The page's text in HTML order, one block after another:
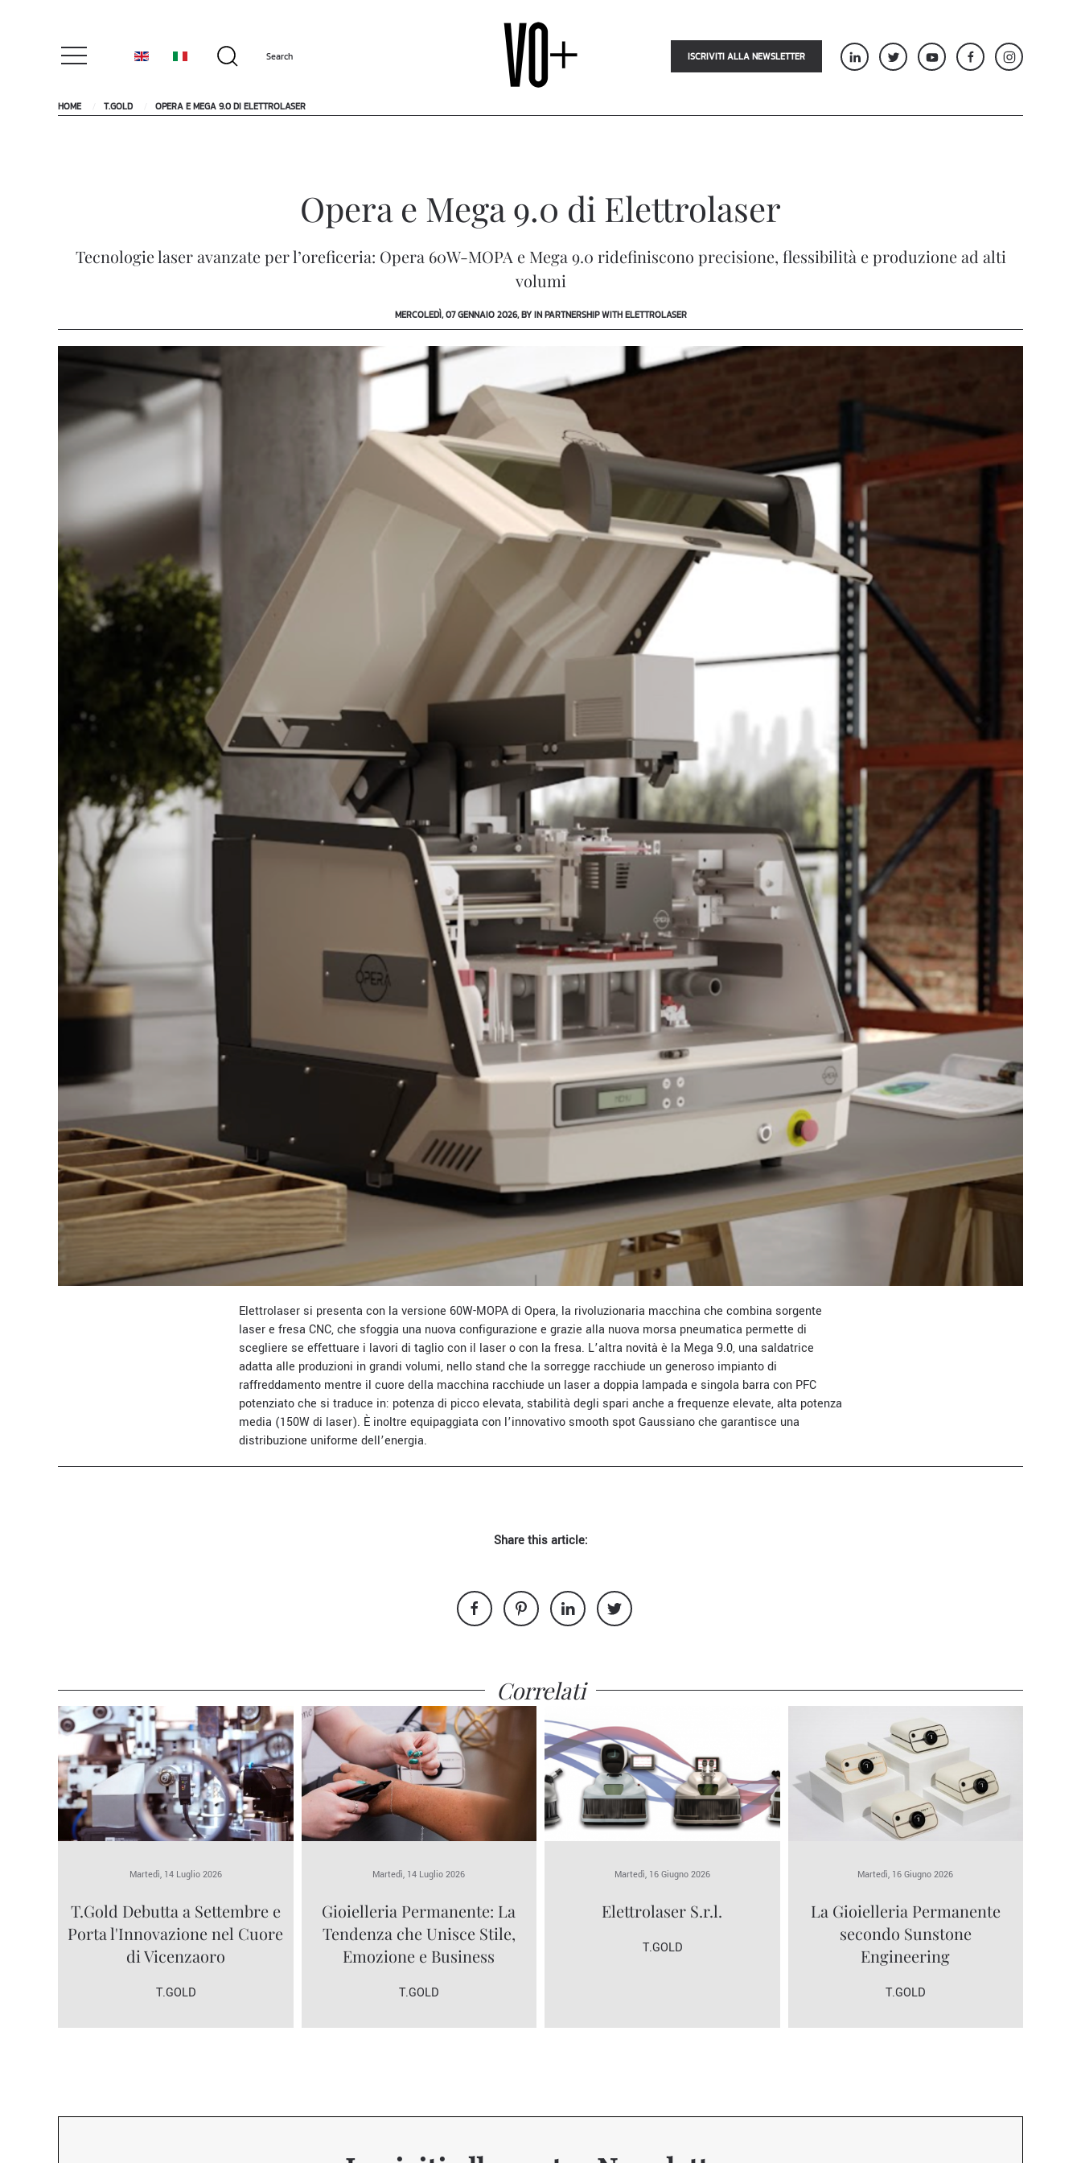
ISCRIVITI ALLA NEWSLETTER
HOME T.GOLD OPERA E MEGA 9.0 DI ELETTROLASER
Opera e Mega 9.0 di Elettrolaser
Tecnologie laser avanzate per l’oreficeria: Opera 60W-MOPA e Mega 9.0 ridefiniscono precisione, flessibilità e produzione ad alti
volumi
MERCOLEDÌ, 07 GENNAIO 2026, BY IN PARTNERSHIP WITH ELETTROLASER
Elettrolaser si presenta con la versione 60W-MOPA di Opera, la rivoluzionaria macchina che combina sorgente
laser e fresa CNC, che sfoggia una nuova configurazione e grazie alla nuova morsa pneumatica permette di
scegliere se effettuare i lavori di taglio con il laser o con la fresa. L’altra novità è la Mega 9.0, una saldatrice
adatta alle produzioni in grandi volumi, nello stand che la sorregge racchiude un generoso impianto di
raffreddamento mentre il cuore della macchina racchiude un laser a doppia lampada e singola barra con PFC
potenziato che si traduce in: potenza di picco elevata, stabilità degli spari anche a frequenze elevate, alta potenza
media (150W di laser). È inoltre equipaggiata con l’innovativo smooth spot Gaussiano che garantisce una
distribuzione uniforme dell’energia.
Share this article:
Correlati
Martedì, 14 Luglio 2026
T.Gold Debutta a Settembre e
Porta l'Innovazione nel Cuore
di Vicenzaoro
T.GOLD
Martedì, 14 Luglio 2026
Gioielleria Permanente: La
Tendenza che Unisce Stile,
Emozione e Business
T.GOLD
Martedì, 16 Giugno 2026
Elettrolaser S.r.l.
T.GOLD
Martedì, 16 Giugno 2026
La Gioielleria Permanente
secondo Sunstone
Engineering
T.GOLD